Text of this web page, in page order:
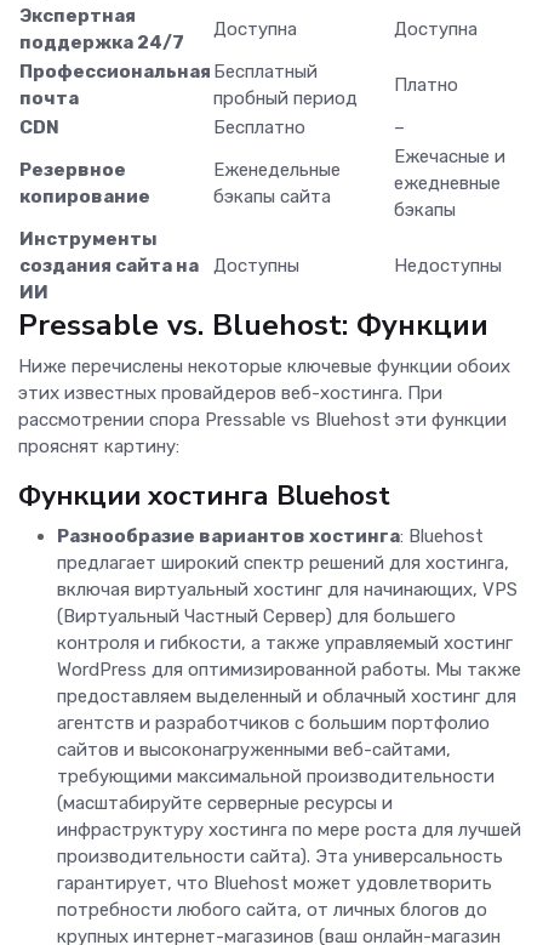
Экспертная
поддержка 24/7
Доступна
Доступна
Профессиональная
почта
Бесплатный
пробный период
Платно
CDN
Бесплатно
–
Резервное
копирование
Еженедельные
бэкапы сайта
Ежечасные и
ежедневные
бэкапы
Инструменты
создания сайта на
ИИ
Доступны Недоступны
Pressable vs. Bluehost: Функции
Ниже перечислены некоторые ключевые функции обоих
этих известных провайдеров веб-хостинга. При
рассмотрении спора Pressable vs Bluehost эти функции
прояснят картину:
Функции хостинга Bluehost
Разнообразие вариантов хостинга: Bluehost
предлагает широкий спектр решений для хостинга,
включая виртуальный хостинг для начинающих, VPS
(Виртуальный Частный Сервер) для большего
контроля и гибкости, а также управляемый хостинг
WordPress для оптимизированной работы. Мы также
предоставляем выделенный и облачный хостинг для
агентств и разработчиков с большим портфолио
сайтов и высоконагруженными веб-сайтами,
требующими максимальной производительности
(масштабируйте серверные ресурсы и
инфраструктуру хостинга по мере роста для лучшей
производительности сайта). Эта универсальность
гарантирует, что Bluehost может удовлетворить
потребности любого сайта, от личных блогов до
крупных интернет-магазинов (ваш онлайн-магазин